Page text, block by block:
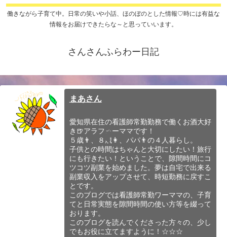
働きながら子育て中。日常の笑いや小話、ほのぼのとした情報♡時には有益な
情報をお届けできたらな～と思っていいます。
さんさんふらわー日記
まあさん
愛知県在住の看護師常勤勤務で働くお酒大好
き🍺アラフォーママです！
５歳👨、８歳👩、パパ👨の４人暮らし。
子供との時間はちゃんと大切にしたい！旅行
にも行きたい！ということで、隙間時間にコ
ツコツ副業を始めました。夢は自宅で出来る
副業収入をアップさせて、時短勤務に戻すこ
とです。
このブログでは看護師常勤ワーママの、子育
てと日常実態を隙間時間の使い方等を綴って
おります。
このブログを読んでくださった方々の、少し
でもお役に立てますように！☆☆☆